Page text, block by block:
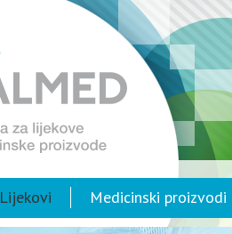
Lijekovi Medicinski proizvodi